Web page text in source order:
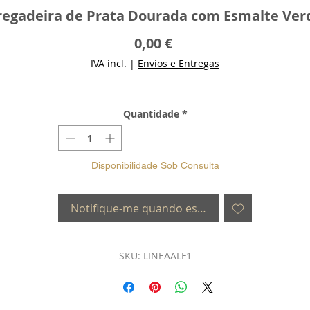
de Prata Dourada com Esmalte
0,00 €Preço
IVA incl. | Envios e Entregas
Quantidade *
Disponibilidade Sob Consulta
Notifique-me quando estiver disponível
SKU: LINEAALF1